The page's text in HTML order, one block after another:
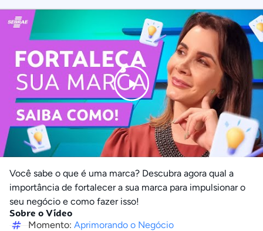
Você sabe o que é uma marca? Descubra agora qual a
importância de fortalecer a sua marca para impulsionar o
seu negócio e como fazer isso!
Sobre o Vídeo
Momento: Aprimorando o Negócio